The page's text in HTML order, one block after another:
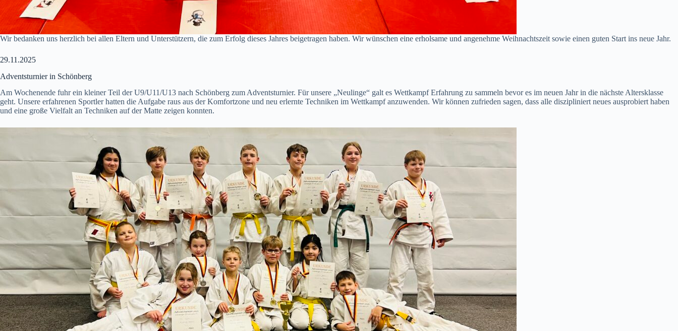
Wir bedanken uns herzlich bei allen Eltern und Unterstützern, die zum Erfolg dieses Jahres beigetragen haben. Wir wünschen eine erholsame und angenehme Weihnachtszeit sowie einen guten Start ins neue Jahr.
29.11.2025
Adventsturnier in Schönberg
Am Wochenende fuhr ein kleiner Teil der U9/U11/U13 nach Schönberg zum Adventsturnier. Für unsere „Neulinge“ galt es Wettkampf Erfahrung zu sammeln bevor es im neuen Jahr in die nächste Altersklasse
geht. Unsere erfahrenen Sportler hatten die Aufgabe raus aus der Komfortzone und neu erlernte Techniken im Wettkampf anzuwenden. Wir können zufrieden sagen, dass alle diszipliniert neues ausprobiert haben
und eine große Vielfalt an Techniken auf der Matte zeigen konnten.